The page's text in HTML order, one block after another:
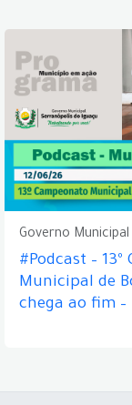
Governo Municipal
#Podcast –
Municipal de
chega ao fim –